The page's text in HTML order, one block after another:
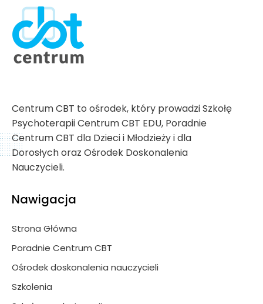
Centrum CBT to ośrodek, który prowadzi Szkołę
Psychoterapii Centrum CBT EDU, Poradnie
Centrum CBT dla Dzieci i Młodzieży i dla
Dorosłych oraz Ośrodek Doskonalenia
Nauczycieli.
Nawigacja
Strona Główna
Poradnie Centrum CBT
Ośrodek doskonalenia nauczycieli
Szkolenia